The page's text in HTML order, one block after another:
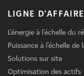
LIGNE
L'énergie à l'échelle du
Puissance à l'échelle
Solutions sur site
Optimisation des actifs